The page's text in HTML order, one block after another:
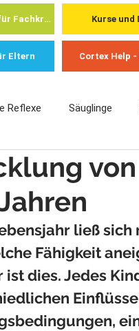
Cortex Academy - für Fachkräfte Kurse und
Eltern Cortex Help
Reflexe Säuglinge
ließ sich
Fähigkeit
dies. Jedes